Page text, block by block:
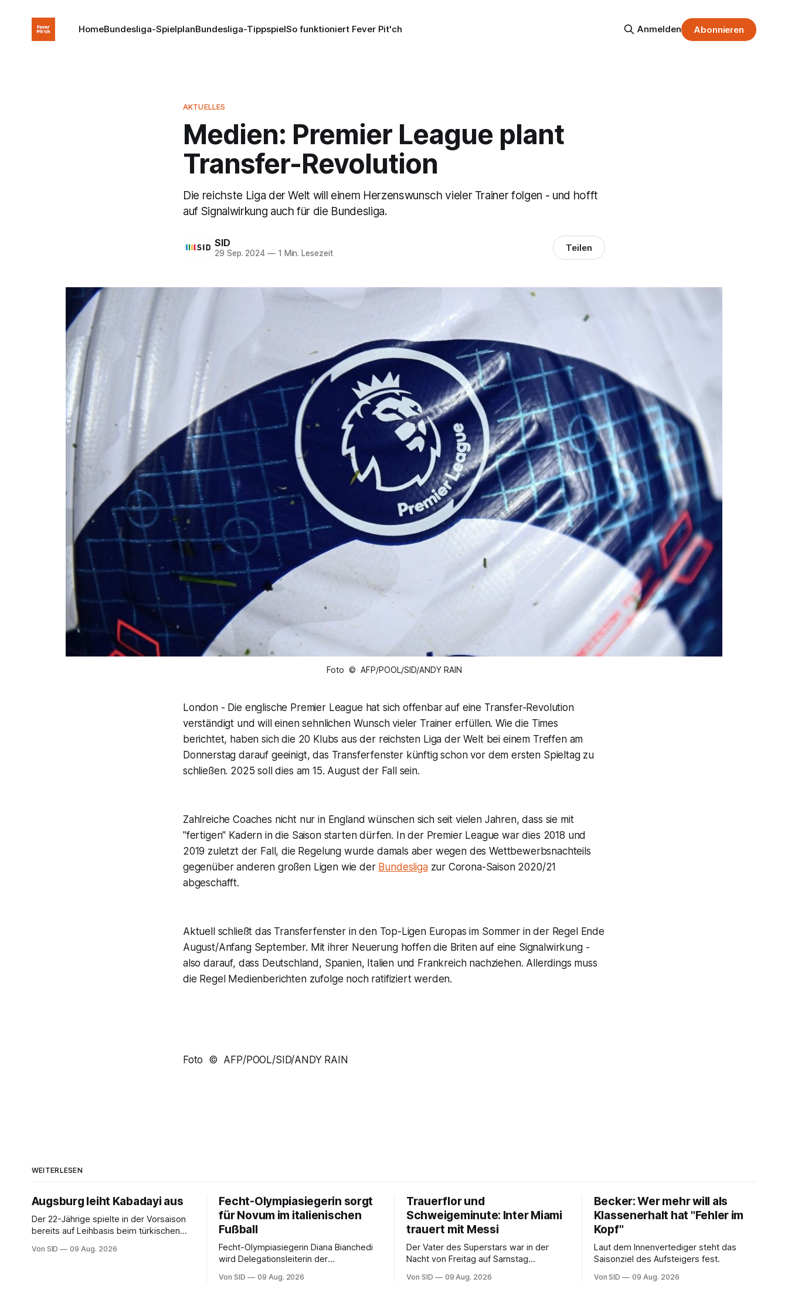
HomeBundesliga-SpielplanBundesliga-TippspielSo funktioniert Fever Pit'ch Anmelden Abonnieren
AKTUELLES
Medien: Premier League plant
Transfer-Revolution
Die reichste Liga der Welt will einem Herzenswunsch vieler Trainer folgen - und hofft
auf Signalwirkung auch für die Bundesliga.
SID
29 Sep. 2024 —1 Min. Lesezeit Teilen
Foto © AFP/POOL/SID/ANDY RAIN
London - Die englische Premier League hat sich offenbar auf eine Transfer-Revolution
verständigt und will einen sehnlichen Wunsch vieler Trainer erfüllen. Wie die Times
berichtet, haben sich die 20 Klubs aus der reichsten Liga der Welt bei einem Treffen am
Donnerstag darauf geeinigt, das Transferfenster künftig schon vor dem ersten Spieltag zu
schließen. 2025 soll dies am 15. August der Fall sein.
Zahlreiche Coaches nicht nur in England wünschen sich seit vielen Jahren, dass sie mit
"fertigen" Kadern in die Saison starten dürfen. In der Premier League war dies 2018 und
2019 zuletzt der Fall, die Regelung wurde damals aber wegen des Wettbewerbsnachteils
gegenüber anderen großen Ligen wie der Bundesligazur Corona-Saison 2020/21
abgeschafft.
Aktuell schließt das Transferfenster in den Top-Ligen Europas im Sommer in der Regel Ende
August/Anfang September. Mit ihrer Neuerung hoffen die Briten auf eine Signalwirkung -
also darauf, dass Deutschland, Spanien, Italien und Frankreich nachziehen. Allerdings muss
die Regel Medienberichten zufolge noch ratifiziert werden.
Foto © AFP/POOL/SID/ANDY RAIN
WEITERLESEN
Augsburg leiht Kabadayi aus
Der 22-Jährige spielte in der Vorsaison
bereits auf Leihbasis beim türkischen
Von SID 09 Aug. 2026
Fecht-Olympiasiegerin sorgt
für Novum im italienischen
Fußball
Fecht-Olympiasiegerin Diana Bianchedi
wird Delegationsleiterin der
Von SID 09 Aug. 2026
Trauerflor und
Schweigeminute: Inter Miami
trauert mit Messi
Der Vater des Superstars war in der
Nacht von Freitag auf Samstag
Kapitän bei.
Von SID 09 Aug. 2026
Becker: Wer mehr will als
Klassenerhalt hat "Fehler im
Kopf"
Laut dem Innenvertediger steht das
Saisonziel des Aufsteigers fest.
Von SID 09 Aug. 2026